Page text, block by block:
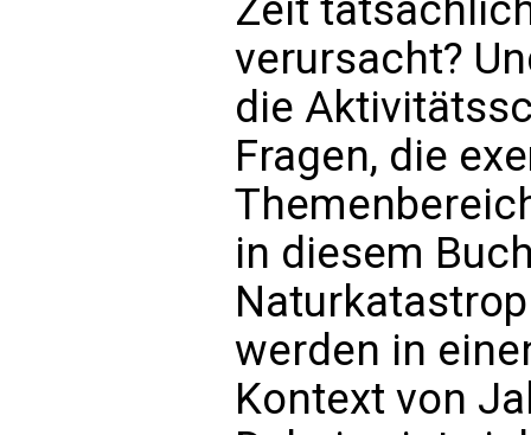
verursacht?
die
Fragen, die
in diesem
werden in
Kontext von